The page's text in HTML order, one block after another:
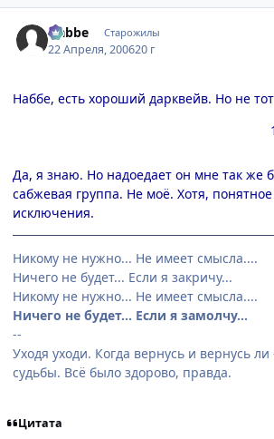
Nabbe Старожилы
22 Апреля, 200620 г
Наббе, есть хороший дарквейв. Но не
Да, я знаю. Но надоедает он мне так же
сабжевая группа. Не моё. Хотя,
исключения.
Никому не нужно... Не имеет смысла....
Ничего не будет... Если я закричу...
Никому не нужно... Не имеет смысла....
Ничего не будет... Если я замолчу...
--
Уходя уходи. Когда вернусь и вернусь ли
судьбы. Всё было здорово, правда.
Цитата